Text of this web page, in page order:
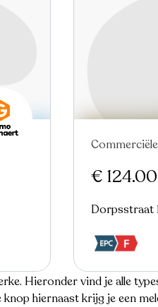
€
Dorpsstraat
Hieronder vind je alle
hiernaast krijg je een